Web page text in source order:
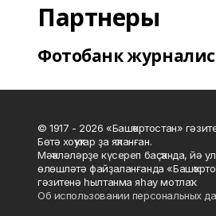
Партнеры
Фотобанк
© 1917 - 2026 «Башҡортостан»
Бөтә хоҡуҡтар ҙа яҡланған.
Мәҡәләләрҙе күсереп баҫҡанда, йә
өлөшләтә файҙаланғанда
гәзитенә һылтанма яһау мотлаҡ.
Об использовании персональных